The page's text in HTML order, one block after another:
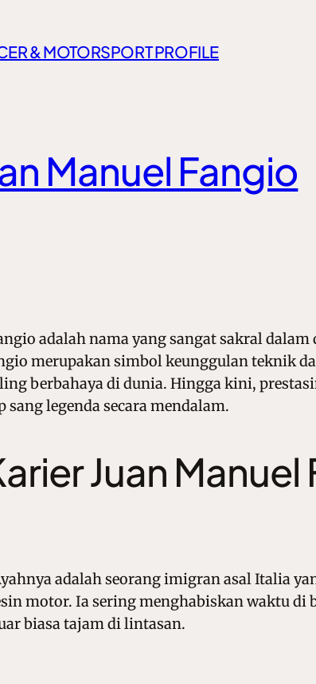
& MOTORSPORT PROFILE
Manuel Fangio
adalah nama yang sangat sakral
merupakan simbol keunggulan teknik
berbahaya di dunia. Hingga kini,
legenda secara mendalam.
Juan Manuel
adalah seorang imigran asal Italia
motor. Ia sering menghabiskan waktu
biasa tajam di lintasan.